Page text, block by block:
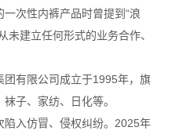
次性内裤产品时曾提到“浪
未建立任何形式的业务合作、
有限公司成立于1995年，旗
子、家纺、日化等。
入仿冒、侵权纠纷。2025年